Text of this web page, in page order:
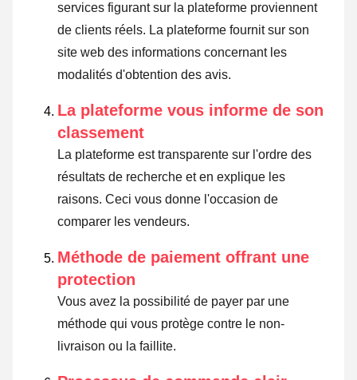
services figurant sur la plateforme proviennent
de clients réels. La plateforme fournit sur son
site web des informations concernant les
modalités d'obtention des avis.
La plateforme vous informe de son
classement
La plateforme est transparente sur l'ordre des
résultats de recherche et en explique les
raisons. Ceci vous donne l'occasion de
comparer les vendeurs.
Méthode de paiement offrant une
protection
Vous avez la possibilité de payer par une
méthode qui vous protège contre le non-
livraison ou la faillite.